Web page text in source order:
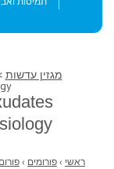
מגזין עדשות
ראשי › פורומים ›